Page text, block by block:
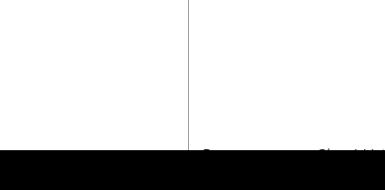
Pneu avant pour Char à